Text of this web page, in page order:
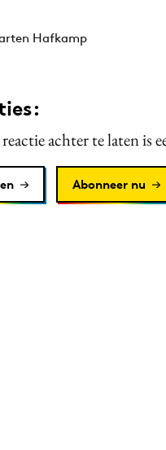
Hafkamp
achter te laten is
Abonneer nu